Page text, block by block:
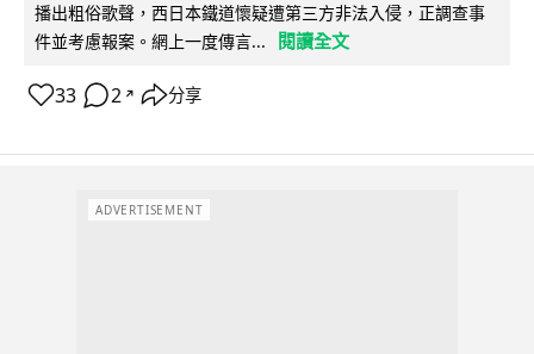
播出粗俗歌聲，西日本鐵道懷疑遭第三方非法入侵，正調查事
件並考慮報案。網上一度傳言...
閱讀全文
33 2 ↗ 分享
ADVERTISEMENT